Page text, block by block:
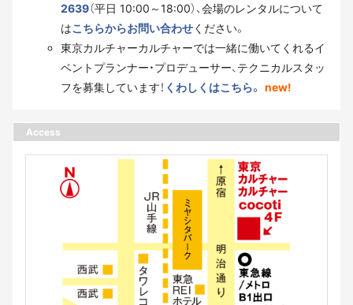
2639（平日 10:00～18:00）、会場のレンタルについて
はこちらからお問い合わせください。
東京カルチャーカルチャーでは一緒に働いてくれるイ
ベントプランナー・プロデューサー、テクニカルスタッ
フを募集しています！ くわしくはこちら。 new!
Access